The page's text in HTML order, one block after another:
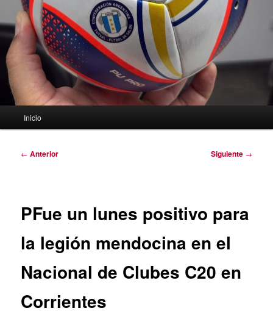
Inicio
Navegación
← Anterior Siguiente →
PFue un lunes positivo para
la legión mendocina en el
Nacional de Clubes C20 en
Corrientes